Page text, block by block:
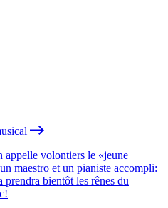
appelle volontiers le «jeune
maestro et un pianiste accompli:
bientôt les rênes du